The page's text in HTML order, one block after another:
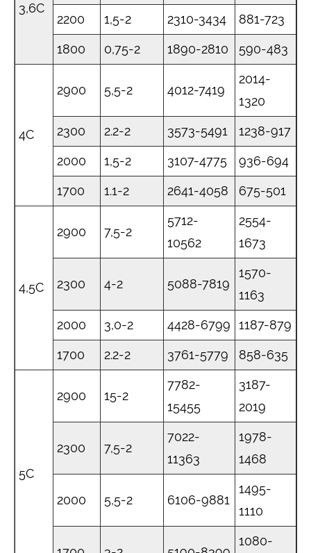
3,6C
2200 1,5-2 2310-3434 881-723
1800 0,75-2 1890-2810 590-483
4C
2900 5,5-2 4012-7419
2014-
1320
2300 2.2-2 3573-5491 1238-917
2000 1,5-2 3107-4775 936-694
1700 1.1-2 2641-4058 675-501
4,5C
2900 7,5-2
5712-
10562
2554-
1673
2300 4-2 5088-7819
1570-
1163
2000 3,0-2 4428-6799 1187-879
1700 2.2-2 3761-5779 858-635
5C
2900 15-2
7782-
15455
3187-
2019
2300 7,5-2
7022-
11363
1978-
1468
2000 5,5-2 6106-9881
1495-
1110
1080-